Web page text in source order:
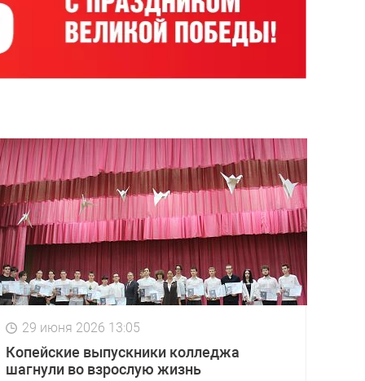
29 июня 2026 13:05
Копейские выпускники колледжа
шагнули во взрослую жизнь